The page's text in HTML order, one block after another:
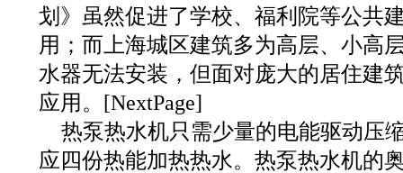
划》虽然促进了学校、福利院等公共
用；而上海城区建筑多为高层、小高
水器无法安装，但面对庞大的居住建
应用。[NextPage]
热泵热水机只需少量的电能驱动压
应四份热能加热热水。热泵热水机的